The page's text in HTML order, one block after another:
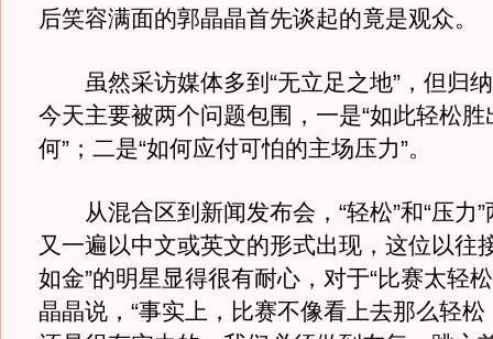
后笑容满面的郭晶晶首先谈起的竟是观众。
虽然采访媒体多到“无立足之地”，但归
今天主要被两个问题包围，一是“如此轻松胜
何”；二是“如何应付可怕的主场压力”。
从混合区到新闻发布会，“轻松”和“压力”
又一遍以中文或英文的形式出现，这位以往
如金”的明星显得很有耐心，对于“比赛太轻
晶晶说，“事实上，比赛不像看上去那么轻